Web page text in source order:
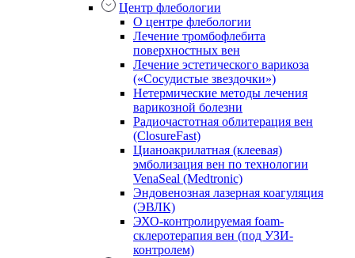
Центр флебологии
О центре флебологии
Лечение тромбофлебита
поверхностных вен
Лечение эстетического варикоза
(«Сосудистые звездочки»)
Нетермические методы лечения
варикозной болезни
Радиочастотная облитерация вен
(ClosureFast)
Цианоакрилатная (клеевая)
эмболизация вен по технологии
VenaSeal (Medtronic)
Эндовенозная лазерная коагуляция
(ЭВЛК)
ЭХО-контролируемая foam-
склеротерапия вен (под УЗИ-
контролем)